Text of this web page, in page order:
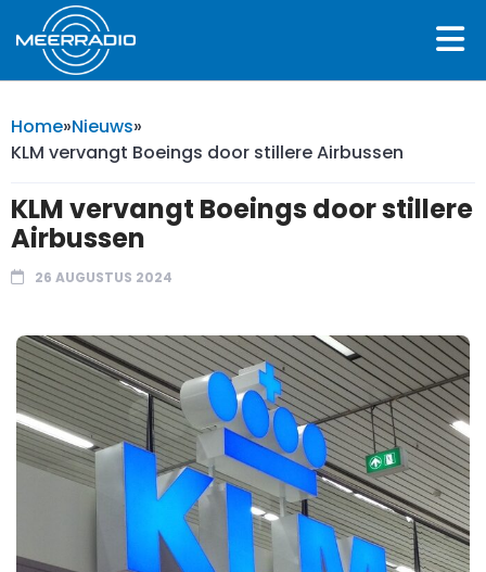
Home»Nieuws»
KLM vervangt Boeings door stillere Airbussen
KLM vervangt Boeings door stillere
Airbussen
26 AUGUSTUS 2024